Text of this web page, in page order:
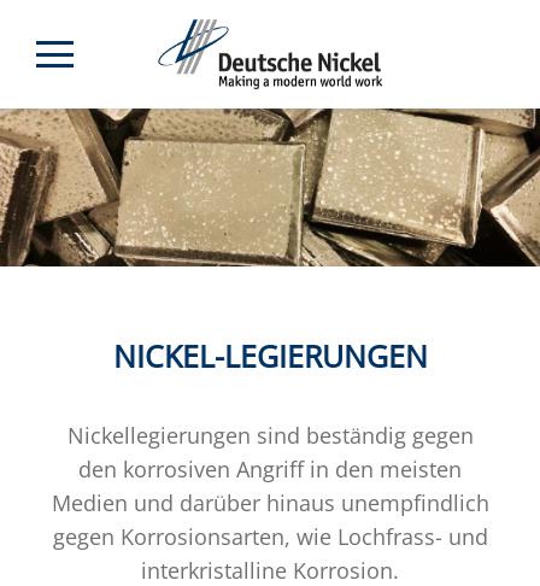
NICKEL-LEGIERUNGEN
Nickellegierungen sind beständig gegen
den korrosiven Angriff in den meisten
Medien und darüber hinaus unempfindlich
gegen Korrosionsarten, wie Lochfrass- und
interkristalline Korrosion.